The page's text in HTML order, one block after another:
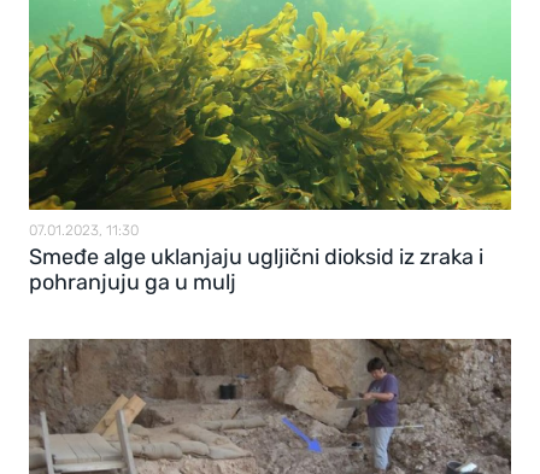
07.01.2023, 11:30
Smeđe alge uklanjaju ugljični dioksid iz zraka i
pohranjuju ga u mulj